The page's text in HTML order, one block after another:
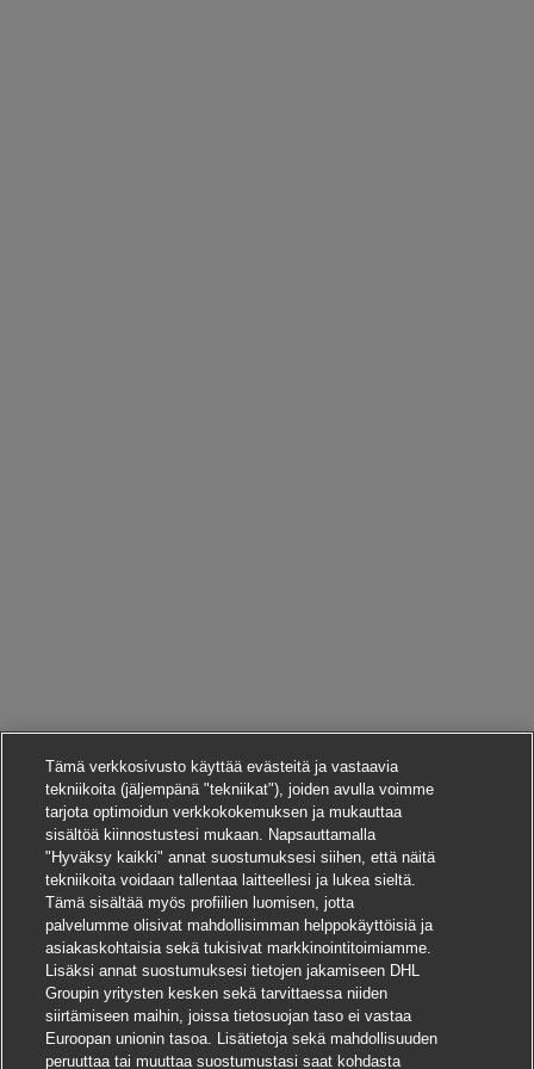
Tämä verkkosivusto käyttää evästeitä ja vastaavia
tekniikoita (jäljempänä "tekniikat"), joiden avulla voimme
tarjota optimoidun verkkokokemuksen ja mukauttaa
sisältöä kiinnostustesi mukaan. Napsauttamalla
"Hyväksy kaikki" annat suostumuksesi siihen, että näitä
tekniikoita voidaan tallentaa laitteellesi ja lukea sieltä.
Tämä sisältää myös profiilien luomisen, jotta
palvelumme olisivat mahdollisimman helppokäyttöisiä ja
asiakaskohtaisia sekä tukisivat markkinointitoimiamme.
Lisäksi annat suostumuksesi tietojen jakamiseen DHL
Groupin yritysten kesken sekä tarvittaessa niiden
siirtämiseen maihin, joissa tietosuojan taso ei vastaa
Euroopan unionin tasoa. Lisätietoja sekä mahdollisuuden
peruuttaa tai muuttaa suostumustasi saat kohdasta